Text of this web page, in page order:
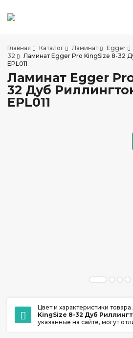
АКЦИИ И СКИДКИ
О КОМПАНИИ
НАШИ МАГАЗИНЫ
ДОСТАВКА И ОПЛАТА
ежедневно с 10:00 до 20:00
Главная Каталог Ламинат Egger
32
Ламинат Egger Pro KingSize 8-32
EPL011
Ламинат Egger
32 Дуб
EPL011
Цвет и характеристики товара
KingSize 8-32 Дуб
указанные на сайте, могут